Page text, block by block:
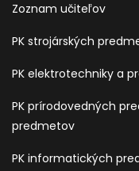
Zoznam učiteľov
PK strojárských
PK elektrotechniky a
PK prírodovedných
predmetov
PK informatických